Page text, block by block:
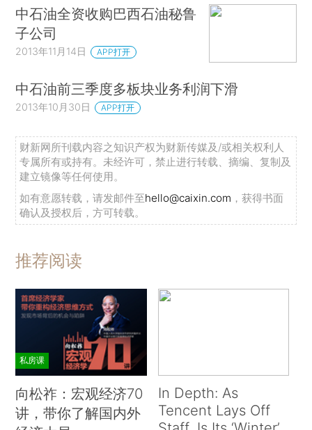
中石油全资收购巴西石油秘鲁
子公司
2013年11月14日 APP打开
中石油前三季度多板块业务利润下滑
2013年10月30日 APP打开
财新网所刊载内容之知识产权为财新传媒及/或相关权利人
专属所有或持有。未经许可，禁止进行转载、摘编、复制及
建立镜像等任何使用。
如有意愿转载，请发邮件至hello@caixin.com ，获得书面
确认及授权后，方可转载。
推荐阅读
私房课
向松祚：宏观经济70
讲，带你了解国内外
In Depth: As
Tencent Lays Off